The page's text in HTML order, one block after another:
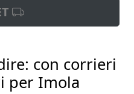
con corrieri
per Imola